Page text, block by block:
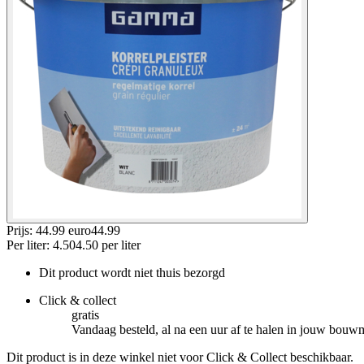
Prijs: 44.99 euro44.99
Per liter: 4.504.50 per liter
Dit product wordt niet thuis bezorgd
Click & collect
gratis
Vandaag besteld, al na een uur af te halen in jouw
Dit product is in deze winkel niet voor Click & Collect beschikbaar.